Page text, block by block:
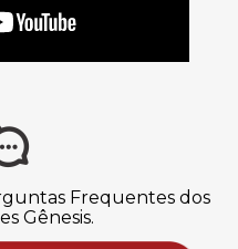
Frequentes dos
Gênesis.